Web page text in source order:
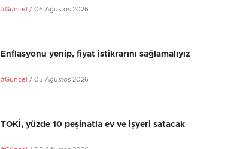
#Güncel / 06 Ağustos 2026
Enflasyonu yenip, fiyat istikrarını sağlamalıyız
#Güncel / 05 Ağustos 2026
TOKİ, yüzde 10 peşinatla ev ve işyeri satacak